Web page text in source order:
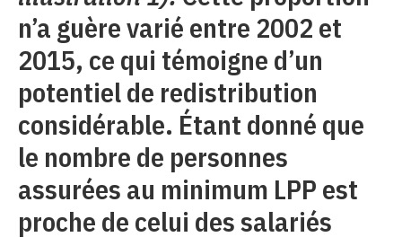
n’a guère varié entre 2002 et
2015, ce qui témoigne d’un
potentiel de redistribution
considérable. Étant donné que
le nombre de personnes
assurées au minimum LPP est
proche de celui des salariés